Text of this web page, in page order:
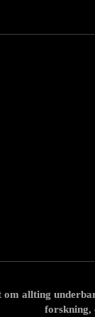
allting
forskning,